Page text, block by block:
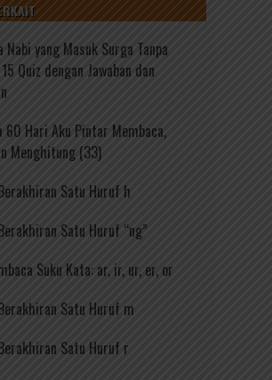
Nabi yang Masuk Surga Tanpa
Quiz dengan Jawaban dan
60 Hari Aku Pintar Membaca,
Menghitung (33)
Satu Huruf h
Satu Huruf “ng”
Suku Kata: ar, ir, ur, er, or
Satu Huruf m
Satu Huruf r